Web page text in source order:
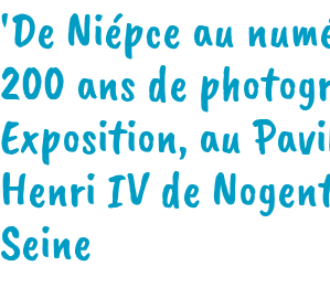
'De Niépce au
200 ans de
Exposition, au
Henri IV de
Seine